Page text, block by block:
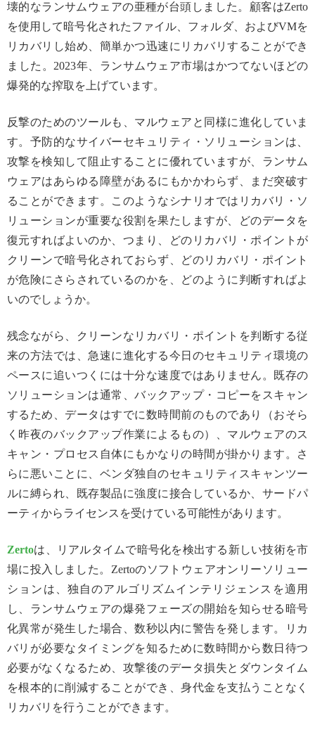
壊的なランサムウェアの亜種が台頭しました。顧客はZerto
を使用して暗号化されたファイル、フォルダ、およびVMを
リカバリし始め、簡単かつ迅速にリカバリすることができ
ました。2023年、ランサムウェア市場はかつてないほどの
爆発的な搾取を上げています。
反撃のためのツールも、マルウェアと同様に進化していま
す。予防的なサイバーセキュリティ・ソリューションは、
攻撃を検知して阻止することに優れていますが、ランサム
ウェアはあらゆる障壁があるにもかかわらず、まだ突破す
ることができます。このようなシナリオではリカバリ・ソ
リューションが重要な役割を果たしますが、どのデータを
復元すればよいのか、つまり、どのリカバリ・ポイントが
クリーンで暗号化されておらず、どのリカバリ・ポイント
が危険にさらされているのかを、どのように判断すればよ
いのでしょうか。
残念ながら、クリーンなリカバリ・ポイントを判断する従
来の方法では、急速に進化する今日のセキュリティ環境の
ペースに追いつくには十分な速度ではありません。既存の
ソリューションは通常、バックアップ・コピーをスキャン
するため、データはすでに数時間前のものであり（おそら
く昨夜のバックアップ作業によるもの）、マルウェアのス
キャン・プロセス自体にもかなりの時間が掛かります。さ
らに悪いことに、ベンダ独自のセキュリティスキャンツー
ルに縛られ、既存製品に強度に接合しているか、サードパ
ーティからライセンスを受けている可能性があります。
Zertoは、リアルタイムで暗号化を検出する新しい技術を市
場に投入しました。Zertoのソフトウェアオンリーソリュー
ションは、独自のアルゴリズムインテリジェンスを適用
し、ランサムウェアの爆発フェーズの開始を知らせる暗号
化異常が発生した場合、数秒以内に警告を発します。リカ
バリが必要なタイミングを知るために数時間から数日待つ
必要がなくなるため、攻撃後のデータ損失とダウンタイム
を根本的に削減することができ、身代金を支払うことなく
リカバリを行うことができます。